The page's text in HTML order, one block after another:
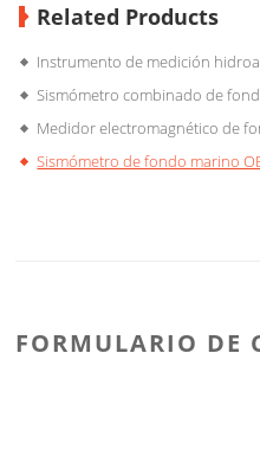
Related Products
Instrumento de medición
Sismómetro combinado de
Medidor electromagnético de
Sismómetro de fondo marino
FORMULARIO DE